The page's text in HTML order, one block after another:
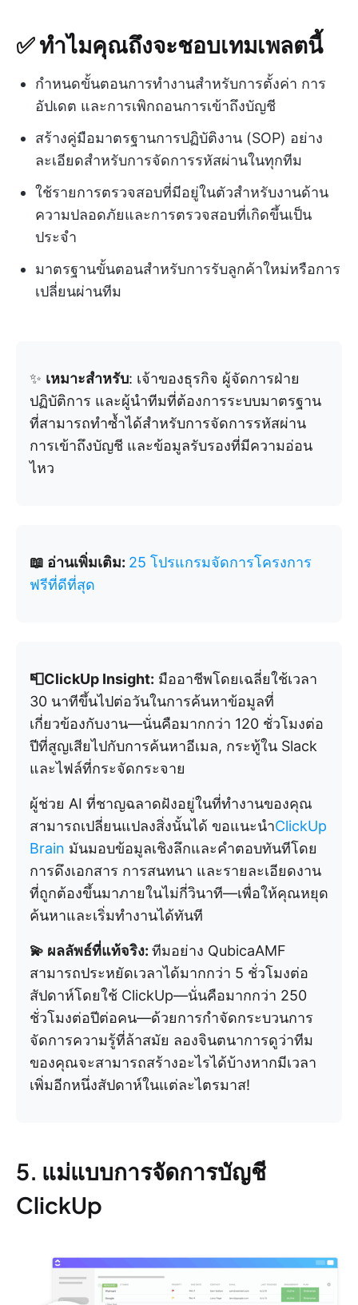
✅ ทำไมคุณถึงจะชอบเทมเพลตนี้
กำหนดขั้นตอนการทำงานสำหรับการตั้งค่า การ
อัปเดต และการเพิกถอนการเข้าถึงบัญชี
สร้างคู่มือมาตรฐานการปฏิบัติงาน (SOP) อย่าง
ละเอียดสำหรับการจัดการรหัสผ่านในทุกทีม
ใช้รายการตรวจสอบที่มีอยู่ในตัวสำหรับงานด้าน
ความปลอดภัยและการตรวจสอบที่เกิดขึ้นเป็น
ประจำ
มาตรฐานขั้นตอนสำหรับการรับลูกค้าใหม่หรือการ
เปลี่ยนผ่านทีม
✨ เหมาะสำหรับ: เจ้าของธุรกิจ ผู้จัดการฝ่าย
ปฏิบัติการ และผู้นำทีมที่ต้องการระบบมาตรฐาน
ที่สามารถทำซ้ำได้สำหรับการจัดการรหัสผ่าน
การเข้าถึงบัญชี และข้อมูลรับรองที่มีความอ่อน
ไหว
📖 อ่านเพิ่มเติม: 25 โปรแกรมจัดการโครงการ
ฟรีที่ดีที่สุด
📮ClickUp Insight: มืออาชีพโดยเฉลี่ยใช้เวลา
30 นาทีขึ้นไปต่อวันในการค้นหาข้อมูลที่
เกี่ยวข้องกับงาน—นั่นคือมากกว่า 120 ชั่วโมงต่อ
ปีที่สูญเสียไปกับการค้นหาอีเมล, กระทู้ใน Slack
และไฟล์ที่กระจัดกระจาย
ผู้ช่วย AI ที่ชาญฉลาดฝังอยู่ในที่ทำงานของคุณ
สามารถเปลี่ยนแปลงสิ่งนั้นได้ ขอแนะนำClickUp
Brain มันมอบข้อมูลเชิงลึกและคำตอบทันทีโดย
การดึงเอกสาร การสนทนา และรายละเอียดงาน
ที่ถูกต้องขึ้นมาภายในไม่กี่วินาที—เพื่อให้คุณหยุด
ค้นหาและเริ่มทำงานได้ทันที
💫 ผลลัพธ์ที่แท้จริง: ทีมอย่าง QubicaAMF
สามารถประหยัดเวลาได้มากกว่า 5 ชั่วโมงต่อ
สัปดาห์โดยใช้ ClickUp—นั่นคือมากกว่า 250
ชั่วโมงต่อปีต่อคน—ด้วยการกำจัดกระบวนการ
จัดการความรู้ที่ล้าสมัย ลองจินตนาการดูว่าทีม
ของคุณจะสามารถสร้างอะไรได้บ้างหากมีเวลา
เพิ่มอีกหนึ่งสัปดาห์ในแต่ละไตรมาส!
5. แม่แบบการจัดการบัญชี
ClickUp